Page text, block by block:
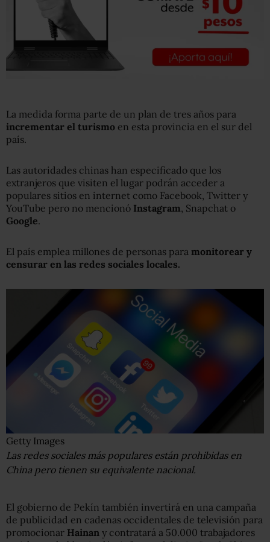
La medida forma parte de un plan de tres años para
incrementar el turismo en esta provincia en el sur del
país.
Las autoridades chinas han especificado que los
extranjeros que visiten el lugar podrán acceder a
populares sitios en internet como Facebook, Twitter y
YouTube pero no mencionó Instagram , Snapchat o
Google.
El país emplea millones de personas para monitorear y
censurar en las redes sociales locales.
Getty Images
Las redes sociales más populares están prohibidas en
China pero tienen su equivalente nacional.
El gobierno de Pekín también invertirá en una campaña
de publicidad en cadenas occidentales de televisión para
promocionar Hainan y contratará a 50.000 trabajadores